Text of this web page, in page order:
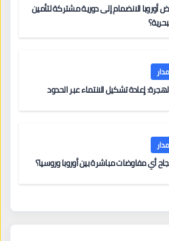
أوروبا الانضمام إلى دورية مشتركة لتأمين
إعادة تشكيل الانتماء عبر الحدود
أي مفاوضات مباشرة بين أوروبا وروسيا؟